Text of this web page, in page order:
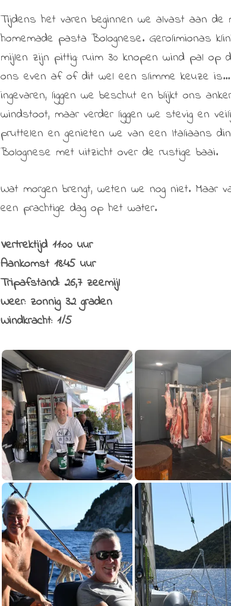
Tijdens het varen beginnen we alvast aan de
homemade pasta Bolognese. Gerolimionas
mijlen zijn pittig: ruim 30 knopen wind pal op
ons even af of dit wel een slimme keuze
ingevaren, liggen we beschut en blijkt ons
windstoot, maar verder liggen we stevig en
pruttelen en genieten we van een Italiaans
Bolognese met uitzicht over de rustige baai.
Wat morgen brengt, weten we nog niet. Maar
een prachtige dag op het water.
Vertrektijd 11:00 uur
Aankomst 18:45 uur
Tripafstand: 26,7 zeemijl
Weer: zonnig 32 graden
Windkracht: 1/5